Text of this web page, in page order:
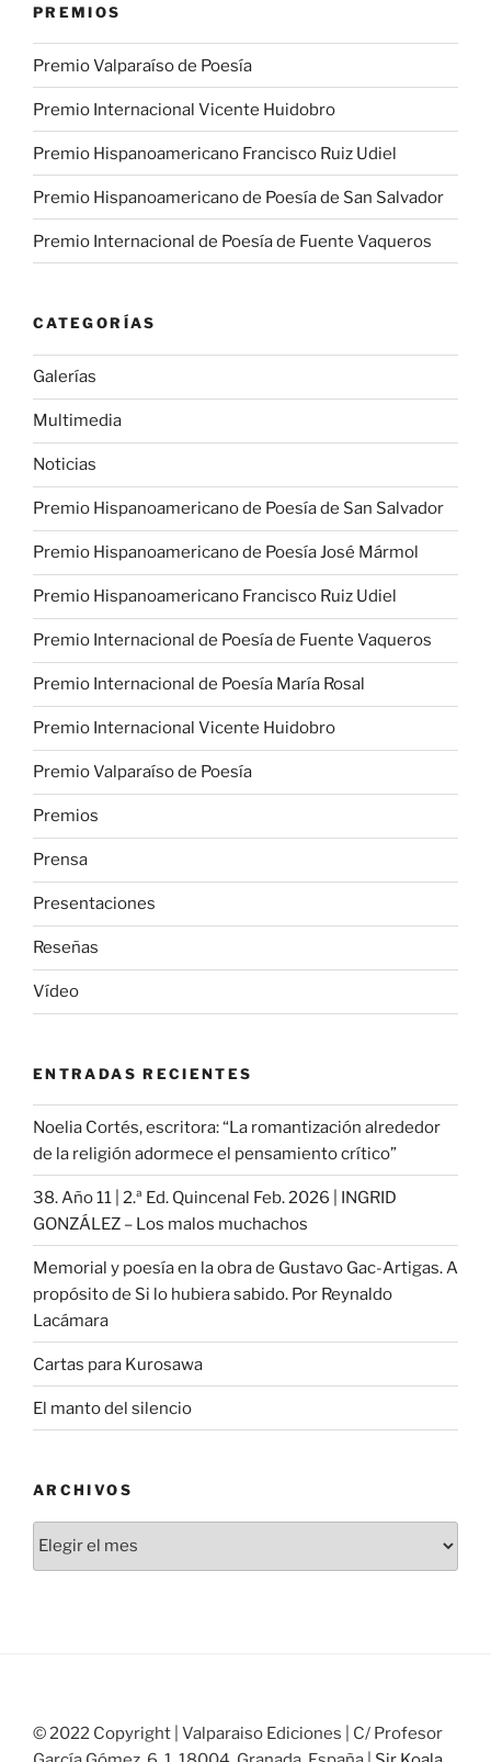
PREMIOS
Premio Valparaíso de Poesía
Premio Internacional Vicente Huidobro
Premio Hispanoamericano Francisco Ruiz Udiel
Premio Hispanoamericano de Poesía de San Salvador
Premio Internacional de Poesía de Fuente Vaqueros
CATEGORÍAS
Galerías
Multimedia
Noticias
Premio Hispanoamericano de Poesía de San Salvador
Premio Hispanoamericano de Poesía José Mármol
Premio Hispanoamericano Francisco Ruiz Udiel
Premio Internacional de Poesía de Fuente Vaqueros
Premio Internacional de Poesía María Rosal
Premio Internacional Vicente Huidobro
Premio Valparaíso de Poesía
Premios
Prensa
Presentaciones
Reseñas
Vídeo
ENTRADAS RECIENTES
Noelia Cortés, escritora: “La romantización alrededor
de la religión adormece el pensamiento crítico”
38. Año 11 | 2.ª Ed. Quincenal Feb. 2026 | INGRID
GONZÁLEZ – Los malos muchachos
Memorial y poesía en la obra de Gustavo Gac-Artigas. A
propósito de Si lo hubiera sabido. Por Reynaldo
Lacámara
Cartas para Kurosawa
El manto del silencio
ARCHIVOS
© 2022 Copyright | Valparaiso Ediciones | C/ Profesor